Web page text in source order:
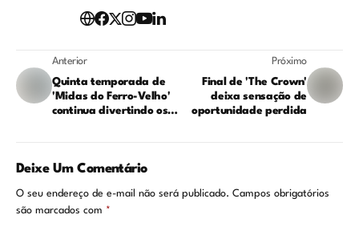
Anterior
Quinta temporada de
'Midas do Ferro-Velho'
continua divertindo os
Próximo
Final de 'The Crown'
deixa sensação de
oportunidade perdida
Deixe Um Comentário
O seu endereço de e-mail não será publicado. Campos obrigatórios
são marcados com *